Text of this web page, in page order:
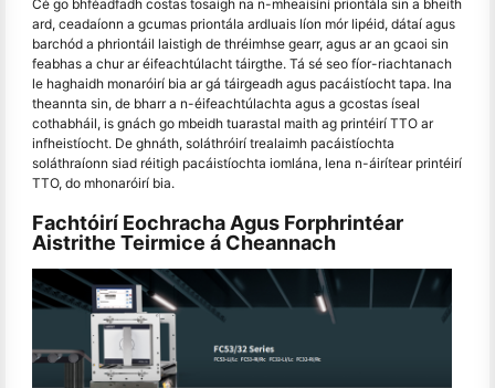
Cé go bhféadfadh costas tosaigh na n-mheaisíní priontála sin a bheith
ard, ceadaíonn a gcumas priontála ardluais líon mór lipéid, dátaí agus
barchód a phriontáil laistigh de thréimhse gearr, agus ar an gcaoi sin
feabhas a chur ar éifeachtúlacht táirgthe. Tá sé seo fíor-riachtanach
le haghaidh monaróirí bia ar gá táirgeadh agus pacáistíocht tapa. Ina
theannta sin, de bharr a n-éifeachtúlachta agus a gcostas íseal
cothabháil, is gnách go mbeidh tuarastal maith ag printéirí TTO ar
infheistíocht. De ghnáth, soláthróirí trealaimh pacáistíochta
soláthraíonn siad réitigh pacáistíochta iomlána, lena n-áirítear printéirí
TTO, do mhonaróirí bia.
Fachtóirí Eochracha Agus Forphrintéar
Aistrithe Teirmice á Cheannach